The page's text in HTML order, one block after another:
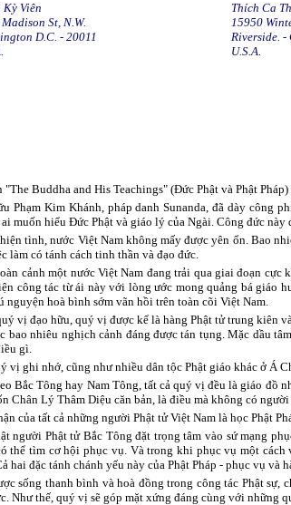
Kỳ Viên
St, N.W.
D.C. - 20011
Thích Ca
15950
Riverside. -
U.S.A.
"The Buddha and His Teachings" (Đức Phật và Phật
Phạm Kim Khánh, pháp danh Sunanda, đã dày công
muốn hiểu Đức Phật và giáo lý của Ngài. Công đức này
tình, nước Việt Nam không mấy được yên ổn. Bao
làm có tánh cách tinh thần và đạo đức.
cảnh một nước Việt Nam đang trải qua giai đoạn
công tác từ ái này với lòng ước mong quảng bá giáo
nguyện hoà bình sớm vãn hồi trên toàn cõi Việt Nam.
vị đạo hữu, quý vị được kể là hàng Phật tử trung kiên
bao nhiêu nghịch cảnh đáng được tán tụng. Mặc dầu
gì.
vị ghi nhớ, cũng như nhiều dân tộc Phật giáo khác ở Á
Bắc Tông hay Nam Tông, tất cả quý vị đều là giáo đồ
Chân Lý Thâm Diệu căn bản, là điều mà không có
của tất cả những người Phật tử Việt Nam là học Phật
người Phật tử Bắc Tông đặt trọng tâm vào sứ mạng
thể tìm cơ hội phục vụ. Và trong khi phục vụ một
hai đặc tánh chánh yếu này của Phật Pháp - phục vụ và
sống thanh bình và hoà đồng trong công tác Phật
Như thế, quý vị sẽ góp mặt xứng đáng cùng với những